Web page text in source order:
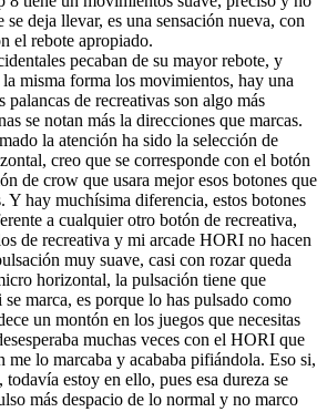
deja llevar, es una sensación nueva, con
el rebote apropiado.
pecaban de su mayor rebote, y
misma forma los movimientos, hay una
palancas de recreativas son algo más
se notan más la direcciones que marcas.
la atención ha sido la selección de
creo que se corresponde con el botón
de crow que usara mejor esos botones que
Y hay muchísima diferencia, estos botones
a cualquier otro botón de recreativa,
de recreativa y mi arcade HORI no hacen
muy suave, casi con rozar queda
horizontal, la pulsación tiene que
se marca, es porque lo has pulsado como
un montón en los juegos que necesitas
muchas veces con el HORI que
me lo marcaba y acababa pifiándola. Eso si,
todavía estoy en ello, pues esa dureza se
más despacio de lo normal y no marco